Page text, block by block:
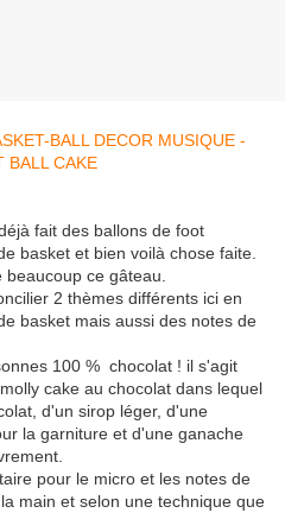
fait des ballons de foot
basket et bien voilà chose faite.
ce gâteau.
2 thèmes différents ici en
basket mais aussi des notes de
100 % chocolat ! il s'agit
cake au chocolat dans lequel
d'un sirop léger, d'une
la garniture et d'une ganache
pour le micro et les notes de
main et selon une technique que